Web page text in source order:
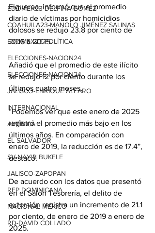
EDOMEX23-DELFINA GÓMEZ
COAHUILA23-MANOLO JIMÉNEZ SALINAS
EDOMEX23-POLÍTICA
ELECCIONES-NACION24
ELECCIONES-NACION24
JALISCO-ENRIQUE ALFARO
INTERNACIONAL
AMÉRICA
EL SALVADOR
SV-NAYIB BUKELE
JALISCO-ZAPOPAN
REP DOMINICANA
NACIONAL MÉXICO
RD-DAVID COLLADO
Figueroa, informó que el promedio
diario de víctimas por homicidios
dolosos se redujo 23.8 por ciento de
2018 a 2025.
Añadió que el promedio de este ilícito
se redujo 12 por ciento durante los
últimos cuatro meses.
“Podemos ver que este enero de 2025
registró el promedio más bajo en los
últimos años. En comparación con
enero de 2019, la reducción es de 17.4”,
destacó.
De acuerdo con los datos que presentó
en el Salón Tesorería, el delito de
extorsión registra un incremento de 21.1
por ciento, de enero de 2019 a enero de
2025.